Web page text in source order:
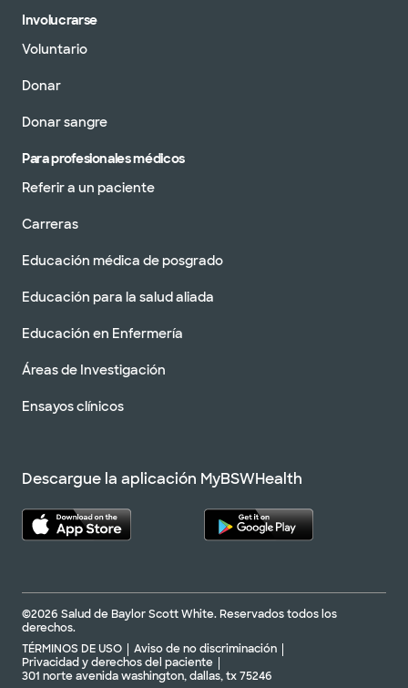
Involucrarse
Voluntario
Donar
Donar sangre
Para profesionales médicos
Referir a un paciente
Carreras
Educación médica de posgrado
Educación para la salud aliada
Educación en Enfermería
Áreas de Investigación
Ensayos clínicos
Descargue la aplicación MyBSWHealth
©2026 Salud de Baylor Scott White. Reservados todos los
derechos.
TÉRMINOS DE USO
Aviso de no discriminación
Privacidad y derechos del paciente
301 norte avenida washington, dallas, tx 75246